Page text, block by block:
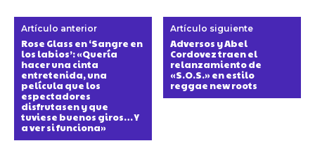
Artículo anterior
Rose Glass en ‘Sangre en
los labios’: «Quería
hacer una cinta
entretenida, una
película que los
espectadores
disfrutasen y que
tuviese buenos giros… Y
a ver si funciona»
Artículo siguiente
Adversos y Abel
Cordovez traen el
relanzamiento de
«S.O.S.» en estilo
reggae new roots